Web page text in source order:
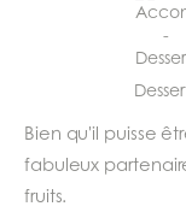
Bien qu'il puisse
fabuleux
fruits.